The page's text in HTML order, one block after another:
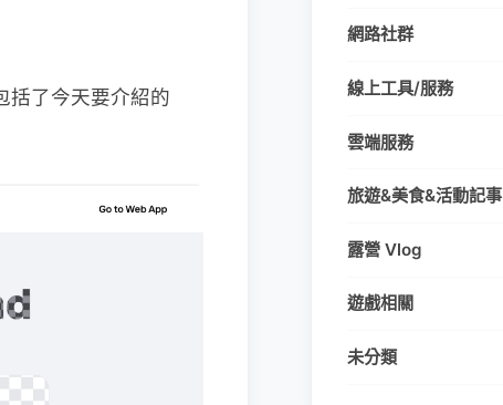
括了今天要介紹的
網路社群
線上工具/服務
雲端服務
旅遊&美食&活動記事
露營 Vlog
遊戲相關
未分類